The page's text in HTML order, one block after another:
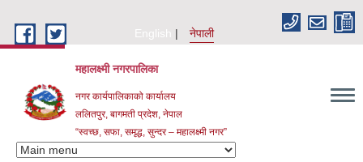
English
नेपाली
महालक्ष्मी नगरपालिका
नगर कार्यपालिकाको कार्यालय
ललितपुर, बागमती प्रदेश, नेपाल
“स्वच्छ, सफा, समृद्ध, सुन्दर – महालक्ष्मी नगर”